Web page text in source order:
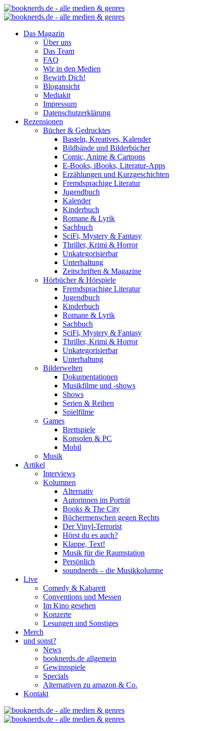
Das Magazin
Über uns
Das Team
FAQ
Wir in den Medien
Bewirb Dich!
Blogansicht
Mediakit
Impressum
Datenschutzerklärung
Rezensionen
Bücher & Gedrucktes
Basteln, Kreatives, Kalender
Bildbände und Bilderbücher
Comic, Anime & Cartoons
E-Books, iBooks, Literatur-Apps
Erzählungen und Kurzgeschichten
Fremdsprachige Literatur
Jugendbuch
Kalender
Kinderbuch
Romane & Lyrik
Sachbuch
SciFi, Mystery & Fantasy
Thriller, Krimi & Horror
Unkategorisierbar
Unterhaltung
Zeitschriften & Magazine
Hörbücher & Hörspiele
Fremdsprachige Literatur
Jugendbuch
Kinderbuch
Romane & Lyrik
Sachbuch
SciFi, Mystery & Fantasy
Thriller, Krimi & Horror
Unkategorisierbar
Unterhaltung
Bilderwelten
Dokumentationen
Musikfilme und -shows
Shows
Serien & Reihen
Spielfilme
Games
Brettspiele
Konsolen & PC
Mobil
Musik
Artikel
Interviews
Kolumnen
Alternativ
Autorinnen im Porträt
Books & The City
Büchermenschen gegen Rechts
Der Vinyl-Terrorist
Hörst du es auch?
Klappe, Text!
Musik für die Raumstation
Persönlich
soundnerds – die Musikkolumne
Live
Comedy & Kabarett
Conventions und Messen
Im Kino gesehen
Konzerte
Lesungen und Sonstiges
Merch
und sonst?
News
booknerds.de allgemein
Gewinnspiele
Specials
Alternativen zu amazon & Co.
Kontakt